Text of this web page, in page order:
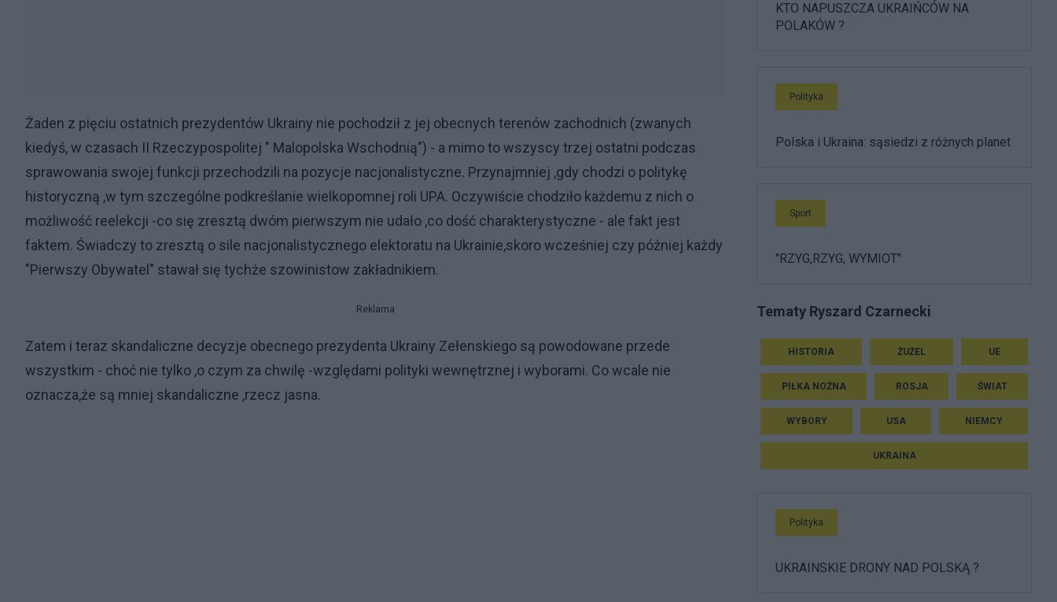
Żaden z pięciu ostatnich prezydentów Ukrainy nie pochodził z jej obecnych terenów zachodnich (zwanych
kiedyś, w czasach II Rzeczypospolitej " Malopolska Wschodnią") - a mimo to wszyscy trzej ostatni podczas
sprawowania swojej funkcji przechodzili na pozycje nacjonalistyczne. Przynajmniej ,gdy chodzi o politykę
historyczną ,w tym szczególne podkreślanie wielkopomnej roli UPA. Oczywiście chodziło każdemu z nich o
możliwość reelekcji -co się zresztą dwóm pierwszym nie udało ,co dość charakterystyczne - ale fakt jest
faktem. Świadczy to zresztą o sile nacjonalistycznego elektoratu na Ukrainie,skoro wcześniej czy później każdy
"Pierwszy Obywatel" stawał się tychże szowinistow zakładnikiem.
Reklama
Zatem i teraz skandaliczne decyzje obecnego prezydenta Ukrainy Zełenskiego są powodowane przede
wszystkim - choć nie tylko ,o czym za chwilę -względami polityki wewnętrznej i wyborami. Co wcale nie
oznacza,że są mniej skandaliczne ,rzecz jasna.
KTO NAPUSZCZA UKRAIŃCÓW NA
POLAKÓW ?
Polityka
Polska i Ukraina: sąsiedzi z różnych planet
Sport
"RZYG,RZYG, WYMIOT"
Tematy Ryszard Czarnecki
HISTORIA ŻUŻEL UE
PIŁKA NOŻNA ROSJA ŚWIAT
WYBORY USA NIEMCY
UKRAINA
Polityka
UKRAINSKIE DRONY NAD POLSKĄ ?